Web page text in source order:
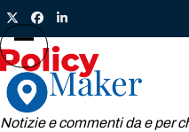
Skip
to
content
TwitterFacebook
LinkedIn
Notizie e commenti da e per
Open
mobile
menu
Close
mobile
menu